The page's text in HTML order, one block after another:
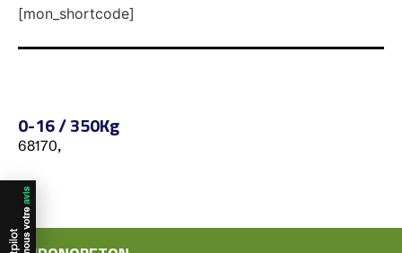
[mon_shortcode]
0-16 / 350Kg
68170,